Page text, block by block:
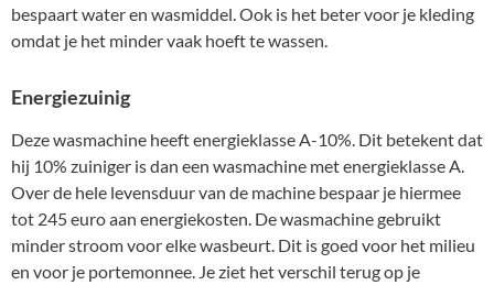
bespaart water en wasmiddel. Ook is het beter voor je kleding
omdat je het minder vaak hoeft te wassen.
Energiezuinig
Deze wasmachine heeft energieklasse A-10%. Dit betekent dat
hij 10% zuiniger is dan een wasmachine met energieklasse A.
Over de hele levensduur van de machine bespaar je hiermee
tot 245 euro aan energiekosten. De wasmachine gebruikt
minder stroom voor elke wasbeurt. Dit is goed voor het milieu
en voor je portemonnee. Je ziet het verschil terug op je